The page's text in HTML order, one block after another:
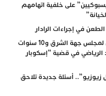
على خلفية اتهامهم
في إجراءات الرادار
12سنة سجنا لبعيوي الرئيس السابق لمجلس جهة الشرق و10 سنوات
الرياضي في قضية “إسكوبار
أسئلة جديدة تلاحق